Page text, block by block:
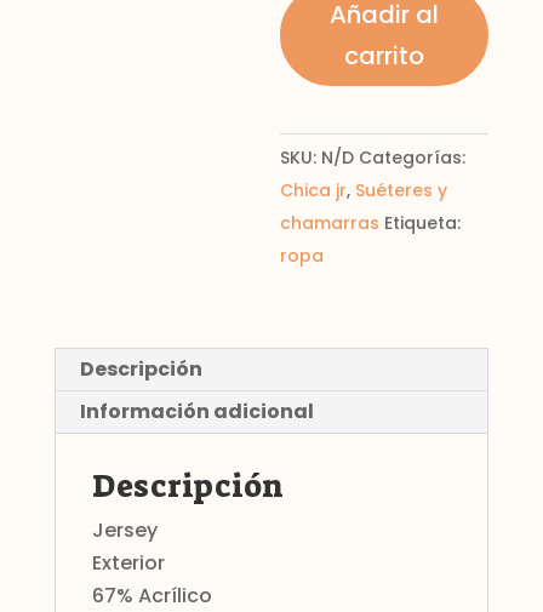
para
chicas
Añadir al
carrito
SKU: N/D Categorías:
Chica jr, Suéteres y
chamarras Etiqueta:
ropa
Descripción
Información adicional
Descripción
Jersey
Exterior
67% Acrílico